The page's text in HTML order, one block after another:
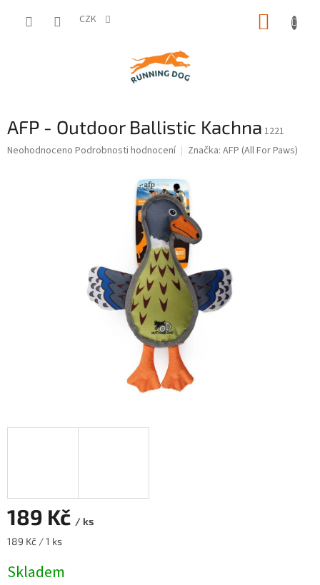
CZK
AFP - Outdoor Ballistic Kachna 1221
Průměrné
Neohodnoceno Podrobnosti hodnocení Značka: AFP (All For Paws)
189 Kč / ks
Měrná
189 Kč / 1 ks
Skladem